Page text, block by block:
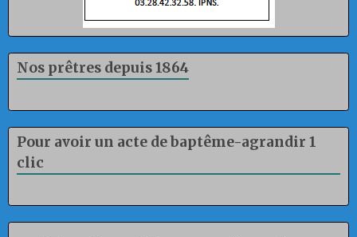
Nos prêtres depuis 1864
Pour avoir un acte de baptême-agrandir 1
clic